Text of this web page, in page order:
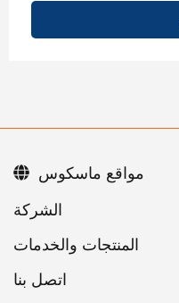
اتصل بنا
مواقع ماسكوس